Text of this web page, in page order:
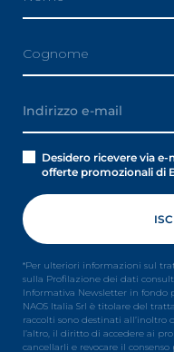
Desidero ricevere via
offerte promozionali di
*Per ulteriori informazioni sul
sulla Profilazione dei dati
Informativa Newsletter in fondo
NAOS Italia Srl è titolare del
raccolti sono destinati all’inoltro
l’altro, il diritto di accedere ai
cancellarli e revocare il consenso